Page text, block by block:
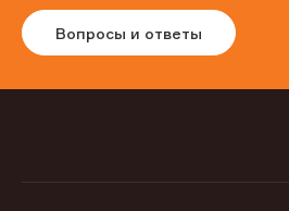
Вопросы и ответы